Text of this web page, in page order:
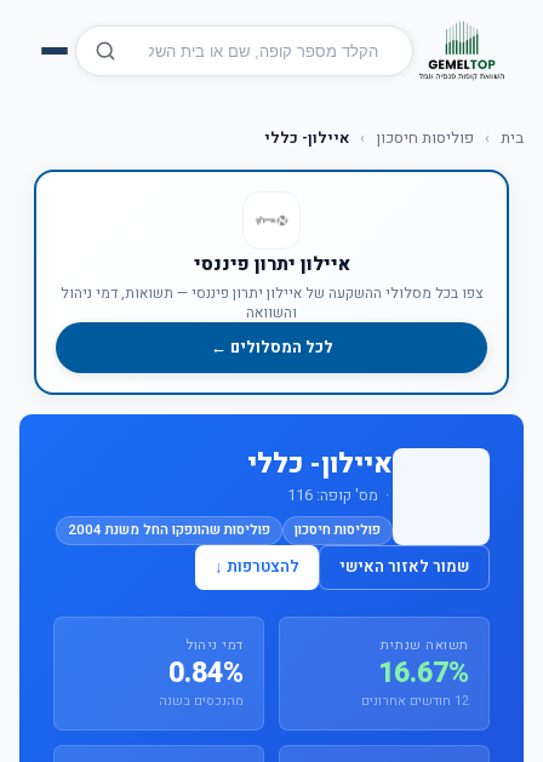
בית › פוליסות חיסכון › איילון- כללי
איילון יתרון פיננסי
צפו בכל מסלולי ההשקעה של איילון יתרון פיננסי — תשואות, דמי ניהול
והשוואה
לכל המסלולים ←
איילון- כללי
· מס' קופה: 116
פוליסות חיסכון פוליסות שהונפקו החל משנת 2004
שמור לאזור האישי להצטרפות ↓
תשואה שנתית
16.67%
12 חודשים אחרונים
דמי ניהול
0.84%
מהנכסים בשנה